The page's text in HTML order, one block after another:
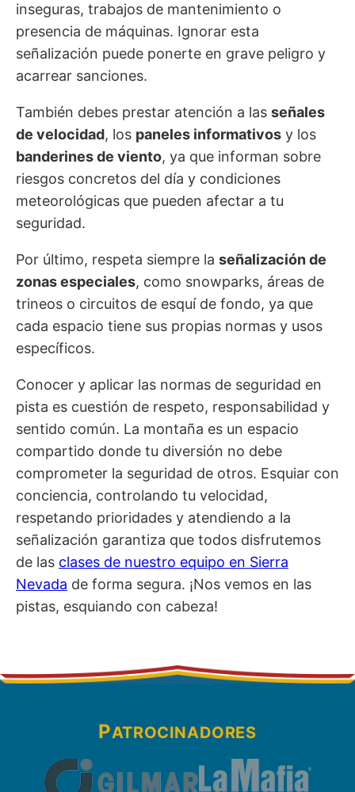
inseguras, trabajos de mantenimiento o
presencia de máquinas. Ignorar esta
señalización puede ponerte en grave peligro y
acarrear sanciones.
También debes prestar atención a las señales
de velocidad, los paneles informativos y los
banderines de viento, ya que informan sobre
riesgos concretos del día y condiciones
meteorológicas que pueden afectar a tu
seguridad.
Por último, respeta siempre la señalización de
zonas especiales, como snowparks, áreas de
trineos o circuitos de esquí de fondo, ya que
cada espacio tiene sus propias normas y usos
específicos.
Conocer y aplicar las normas de seguridad en
pista es cuestión de respeto, responsabilidad y
sentido común. La montaña es un espacio
compartido donde tu diversión no debe
comprometer la seguridad de otros. Esquiar con
conciencia, controlando tu velocidad,
respetando prioridades y atendiendo a la
señalización garantiza que todos disfrutemos
de las clases de nuestro equipo en Sierra
Nevada de forma segura. ¡Nos vemos en las
pistas, esquiando con cabeza!
PATROCINADORES